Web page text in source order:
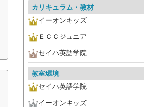
カリキュラム・教材
イーオンキッズ
ＥＣＣジュニア
セイハ英語学院
教室環境
セイハ英語学院
イーオンキッズ